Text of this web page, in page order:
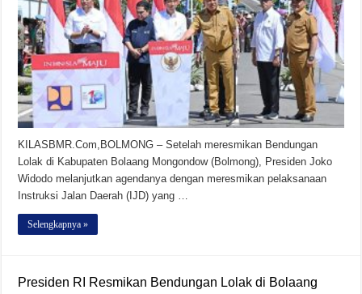
KILASBMR.Com,BOLMONG – Setelah meresmikan Bendungan
Lolak di Kabupaten Bolaang Mongondow (Bolmong), Presiden Joko
Widodo melanjutkan agendanya dengan meresmikan pelaksanaan
Instruksi Jalan Daerah (IJD) yang …
Selengkapnya »
Presiden RI Resmikan Bendungan Lolak di Bolaang